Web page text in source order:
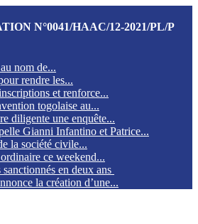
N°0041/HAAC/12-2021/PL/P
nom de...
rendre les...
et renforce...
togolaise au...
diligente une enquête...
Gianni Infantino et Patrice...
la société civile...
ce weekend...
en deux ans
la création d’une...